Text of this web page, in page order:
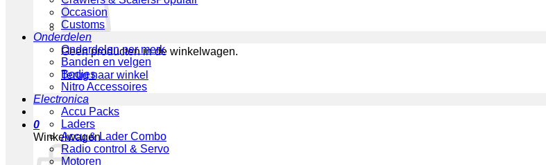
Geen producten in de winkelwagen.
Terug naar winkel
0
Winkelwagen
Occasion
Customs
Onderdelen
Onderdelen per merk
Banden en velgen
Bodies
Nitro Accessoires
Electronica
Accu Packs
Laders
Accu & Lader Combo
Radio control & Servo
Motoren